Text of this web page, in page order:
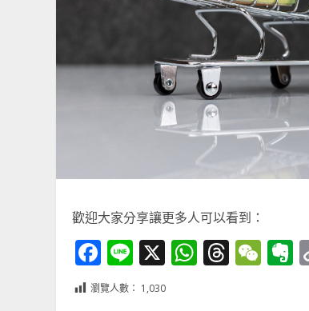
歡迎大家分享讓更多人可以看到：
Facebook
Line
X
瀏覽人數： 1,030